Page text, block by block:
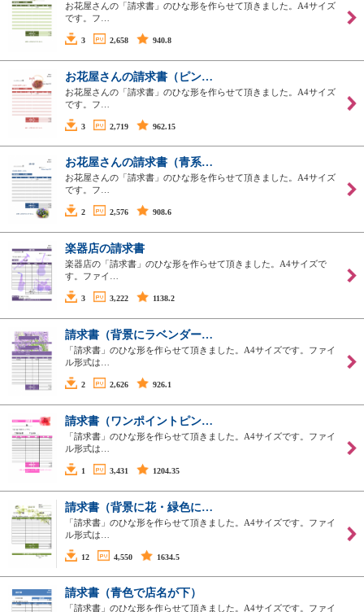
お花屋さんの「請求書」のひな形を作らせて頂きました。A4サイズ
です。フ…
3 2,658 940.8
お花屋さんの請求書（ピン…
お花屋さんの「請求書」のひな形を作らせて頂きました。A4サイズ
です。フ…
3 2,719 962.15
お花屋さんの請求書（青系…
お花屋さんの「請求書」のひな形を作らせて頂きました。A4サイズ
です。フ…
2 2,576 908.6
楽器店の請求書
楽器店の「請求書」のひな形を作らせて頂きました。A4サイズで
す。ファイ…
3 3,222 1138.2
請求書（背景にラベンダー…
「請求書」のひな形を作らせて頂きました。A4サイズです。ファイ
ル形式は…
2 2,626 926.1
請求書（ワンポイントピン…
「請求書」のひな形を作らせて頂きました。A4サイズです。ファイ
ル形式は…
1 3,431 1204.35
請求書（背景に花・緑色に…
「請求書」のひな形を作らせて頂きました。A4サイズです。ファイ
ル形式は…
12 4,550 1634.5
請求書（青色で店名が下）
「請求書」のひな形を作らせて頂きました。A4サイズです。ファイ